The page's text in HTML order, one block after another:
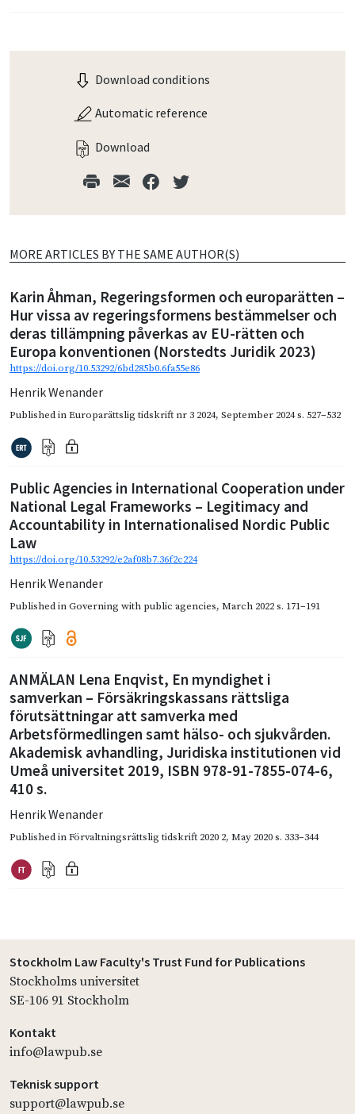
Download conditions
Automatic reference
Download
MORE ARTICLES BY THE SAME AUTHOR(S)
Karin Åhman, Regeringsformen och europarätten –
Hur vissa av regeringsformens bestämmelser och
deras tillämpning påverkas av EU-rätten och
Europa konventionen (Norstedts Juridik 2023)
https://doi.org/10.53292/6bd285b0.6fa55e86
Henrik Wenander
Published inEuroparättslig tidskrift nr 3 2024, September 2024s. 527–532
Public Agencies in International Cooperation under
National Legal Frameworks – Legitimacy and
Accountability in Internationalised Nordic Public
Law
https://doi.org/10.53292/e2af08b7.36f2c224
Henrik Wenander
Published inGoverning with public agencies, March 2022s. 171–191
ANMÄLAN Lena Enqvist, En myndighet i
samverkan – Försäkringskassans rättsliga
förutsättningar att samverka med
Arbetsförmedlingen samt hälso- och sjukvården.
Akademisk avhandling, Juridiska institutionen vid
Umeå universitet 2019, ISBN 978-91-7855-074-6,
410 s.
Henrik Wenander
Published inFörvaltningsrättslig tidskrift 2020 2, May 2020s. 333–344
Stockholm Law Faculty's Trust Fund for Publications
Stockholms universitet
SE-106 91 Stockholm
Kontakt
info@lawpub.se
Teknisk support
support@lawpub.se